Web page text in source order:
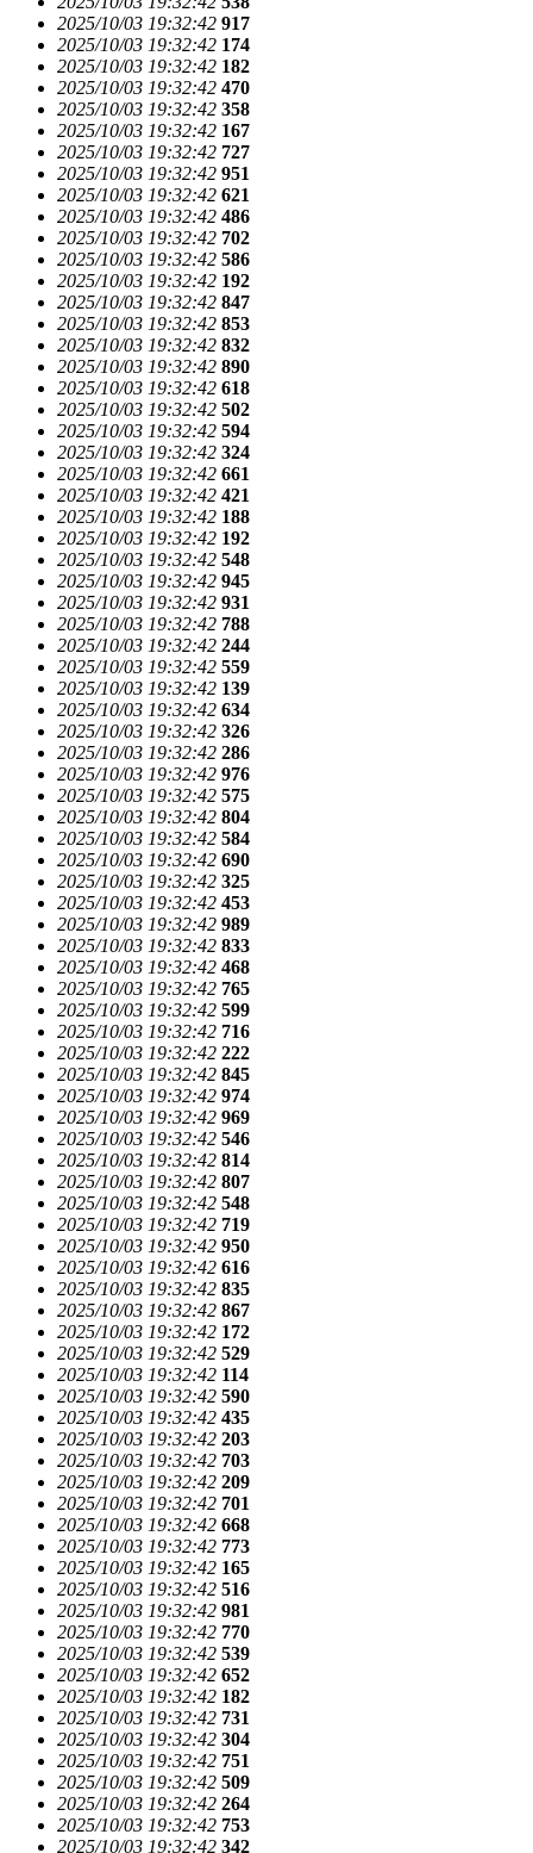
2025/10/03 19:32:42 917
2025/10/03 19:32:42 174
2025/10/03 19:32:42 182
2025/10/03 19:32:42 470
2025/10/03 19:32:42 358
2025/10/03 19:32:42 167
2025/10/03 19:32:42 727
2025/10/03 19:32:42 951
2025/10/03 19:32:42 621
2025/10/03 19:32:42 486
2025/10/03 19:32:42 702
2025/10/03 19:32:42 586
2025/10/03 19:32:42 192
2025/10/03 19:32:42 847
2025/10/03 19:32:42 853
2025/10/03 19:32:42 832
2025/10/03 19:32:42 890
2025/10/03 19:32:42 618
2025/10/03 19:32:42 502
2025/10/03 19:32:42 594
2025/10/03 19:32:42 324
2025/10/03 19:32:42 661
2025/10/03 19:32:42 421
2025/10/03 19:32:42 188
2025/10/03 19:32:42 192
2025/10/03 19:32:42 548
2025/10/03 19:32:42 945
2025/10/03 19:32:42 931
2025/10/03 19:32:42 788
2025/10/03 19:32:42 244
2025/10/03 19:32:42 559
2025/10/03 19:32:42 139
2025/10/03 19:32:42 634
2025/10/03 19:32:42 326
2025/10/03 19:32:42 286
2025/10/03 19:32:42 976
2025/10/03 19:32:42 575
2025/10/03 19:32:42 804
2025/10/03 19:32:42 584
2025/10/03 19:32:42 690
2025/10/03 19:32:42 325
2025/10/03 19:32:42 453
2025/10/03 19:32:42 989
2025/10/03 19:32:42 833
2025/10/03 19:32:42 468
2025/10/03 19:32:42 765
2025/10/03 19:32:42 599
2025/10/03 19:32:42 716
2025/10/03 19:32:42 222
2025/10/03 19:32:42 845
2025/10/03 19:32:42 974
2025/10/03 19:32:42 969
2025/10/03 19:32:42 546
2025/10/03 19:32:42 814
2025/10/03 19:32:42 807
2025/10/03 19:32:42 548
2025/10/03 19:32:42 719
2025/10/03 19:32:42 950
2025/10/03 19:32:42 616
2025/10/03 19:32:42 835
2025/10/03 19:32:42 867
2025/10/03 19:32:42 172
2025/10/03 19:32:42 529
2025/10/03 19:32:42 114
2025/10/03 19:32:42 590
2025/10/03 19:32:42 435
2025/10/03 19:32:42 203
2025/10/03 19:32:42 703
2025/10/03 19:32:42 209
2025/10/03 19:32:42 701
2025/10/03 19:32:42 668
2025/10/03 19:32:42 773
2025/10/03 19:32:42 165
2025/10/03 19:32:42 516
2025/10/03 19:32:42 981
2025/10/03 19:32:42 770
2025/10/03 19:32:42 539
2025/10/03 19:32:42 652
2025/10/03 19:32:42 182
2025/10/03 19:32:42 731
2025/10/03 19:32:42 304
2025/10/03 19:32:42 751
2025/10/03 19:32:42 509
2025/10/03 19:32:42 264
2025/10/03 19:32:42 753
2025/10/03 19:32:42 342